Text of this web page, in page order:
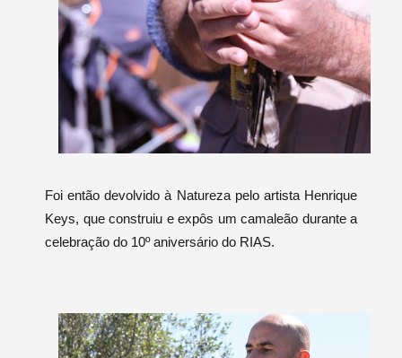
Foi então devolvido à Natureza pelo artista Henrique
Keys, que construiu e expôs um camaleão durante a
celebração do 10º aniversário do RIAS.